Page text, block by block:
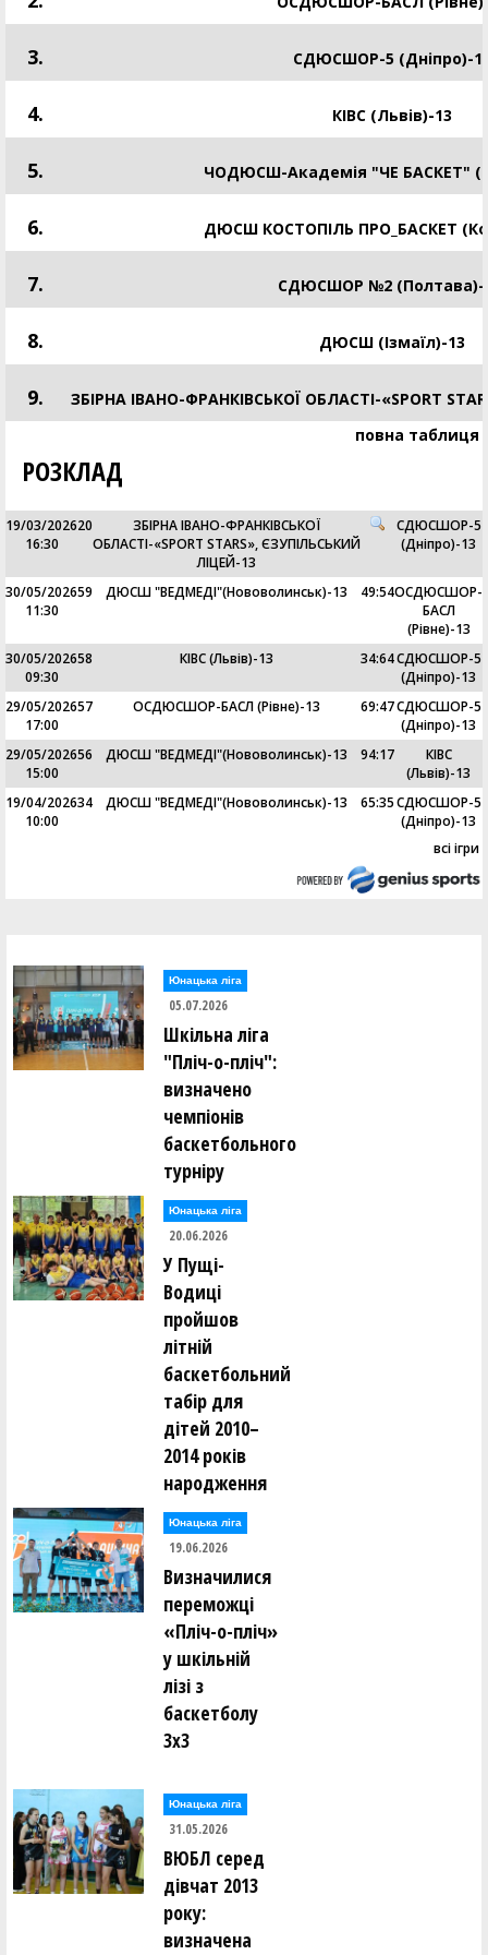
3. СДЮСШОР-5 (Дніпро)-
4. КІВС (Львів)-13
5. ЧОДЮСШ-Академія "ЧЕ БАСКЕТ"
6. ДЮСШ КОСТОПІЛЬ ПРО_БАСКЕТ
7. СДЮСШОР №2 (Полтава)-
8. ДЮСШ (Ізмаїл)-13
9.
ЗБІРНА ІВАНО-ФРАНКІВСЬКОЇ ОБЛАСТІ-«SPORT
повна таблиця
РОЗКЛАД
19/03/2026
16:30
20
ЗБІРНА ІВАНО-ФРАНКІВСЬКОЇ
ОБЛАСТІ-«SPORT STARS», ЄЗУПІЛЬСЬКИЙ
ЛІЦЕЙ-13
СДЮСШОР-5
(Дніпро)-13
30/05/2026
11:30
59 ДЮСШ "ВЕДМЕДІ"(Нововолинськ)-13 49:54ОСДЮСШОР-
БАСЛ
(Рівне)-13
30/05/2026
09:30
58 КІВС (Львів)-13 34:64СДЮСШОР-5
(Дніпро)-13
29/05/2026
17:00
57 ОСДЮСШОР-БАСЛ (Рівне)-13 69:47СДЮСШОР-5
(Дніпро)-13
29/05/2026
15:00
56 ДЮСШ "ВЕДМЕДІ"(Нововолинськ)-13 94:17
КІВС
(Львів)-13
19/04/2026
10:00
34 ДЮСШ "ВЕДМЕДІ"(Нововолинськ)-13 65:35СДЮСШОР-5
(Дніпро)-13
всі ігри
Юнацька ліга
05.07.2026
Шкільна ліга
"Пліч-о-пліч":
визначено
чемпіонів
баскетбольного
турніру
Юнацька ліга
20.06.2026
У Пущі-
Водиці
пройшов
літній
баскетбольний
табір для
дітей 2010–
2014 років
народження
Юнацька ліга
19.06.2026
Визначилися
переможці
«Пліч-о-пліч»
у шкільній
лізі з
баскетболу
3х3
Юнацька ліга
31.05.2026
ВЮБЛ серед
дівчат 2013
року:
визначена